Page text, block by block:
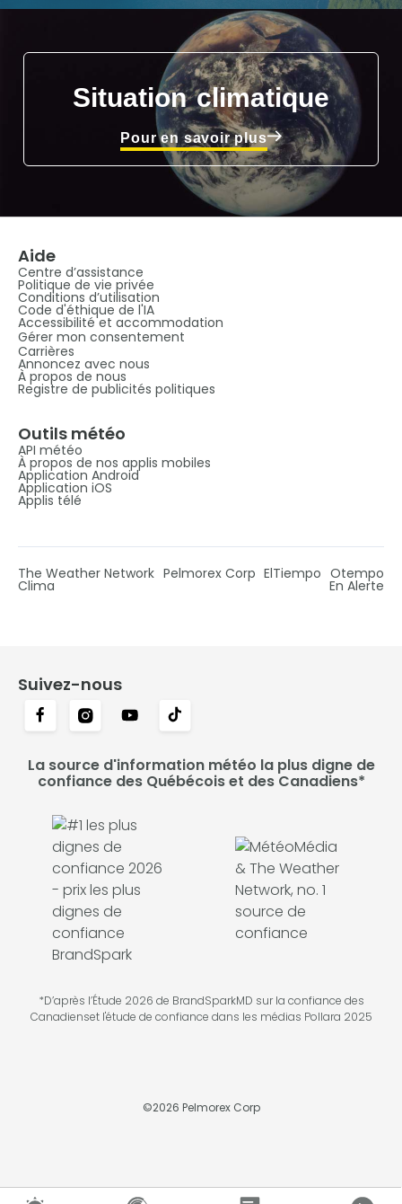
Situation climatique
Pour en savoir plus
Aide
Centre d’assistance
Politique de vie privée
Conditions d’utilisation
Code d'éthique de l'IA
Accessibilité et accommodation
Gérer mon consentement
Carrières
Annoncez avec nous
À propos de nous
Registre de publicités politiques
Outils météo
API météo
À propos de nos applis mobiles
Application Android
Application iOS
Applis télé
The Weather Network Pelmorex Corp ElTiempo Otempo
Clima En Alerte
Suivez-nous
La source d'information météo la plus digne de
confiance des Québécois et des Canadiens*
*D’après l’Étude 2026 de BrandSparkMD sur la confiance des
Canadienset l'étude de confiance dans les médias Pollara 2025
©2026 Pelmorex Corp